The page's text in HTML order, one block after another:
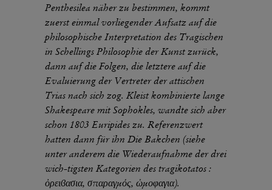
Penthesilea näher zu bestimmen, kommt
zuerst einmal vorliegender Aufsatz auf die
philosophische Interpretation des Tragischen
in Schellings Philosophie der Kunst zurück,
dann auf die Folgen, die letztere auf die
Evaluierung der Vertreter der attischen
Trias nach sich zog. Kleist kombinierte lange
Shakespeare mit Sophokles, wandte sich aber
schon 1803 Euripides zu. Referenzwert
hatten dann für ihn Die Bakchen (siehe
unter anderem die Wiederaufnahme der drei
wich-tigsten Kategorien des tragikotatos :
ὀρειϐασια, σπαραγµός, ὠµοφαγια).